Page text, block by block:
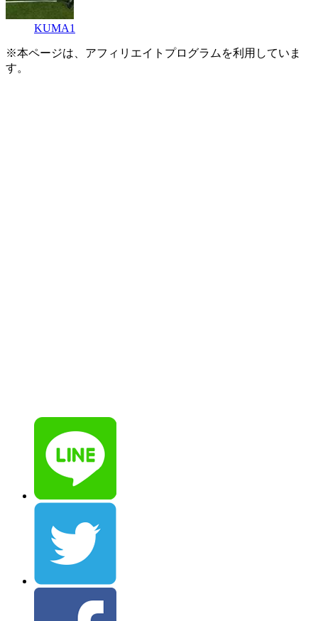
KUMA1
※本ページは、アフィリエイトプログラムを利用していま
す。